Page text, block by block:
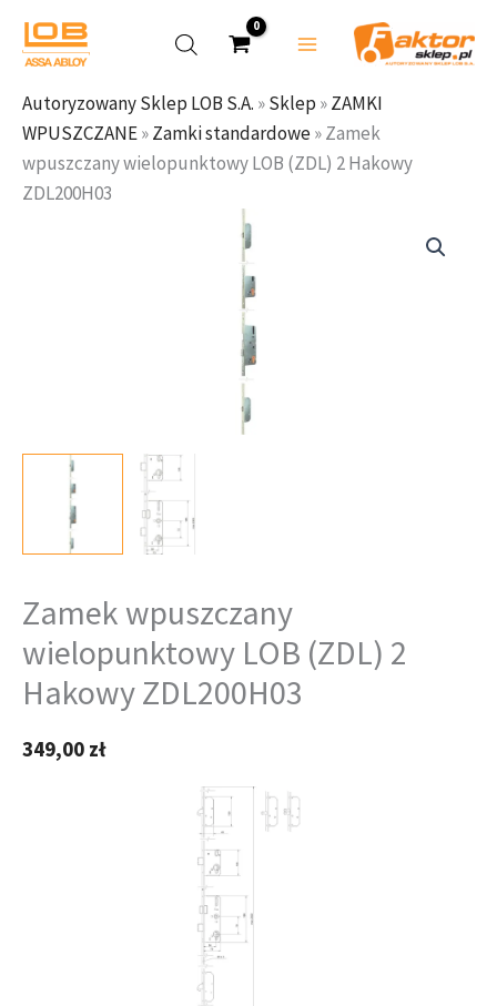
treści
Autoryzowany Sklep LOB S.A. »Sklep »ZAMKI
WPUSZCZANE»Zamki standardowe»Zamek
wpuszczany wielopunktowy LOB (ZDL) 2 Hakowy
ZDL200H03
Zamek wpuszczany
wielopunktowy LOB (ZDL) 2
Hakowy ZDL200H03
349,00 zł
ZDL200H03
wielopunktowy
LOB
(ZDL)
2
Hakowy
ZDL200H03